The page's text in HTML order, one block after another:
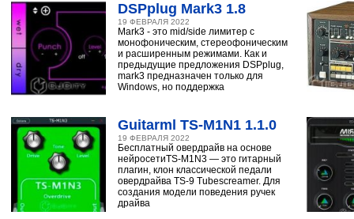
DSPplug Mark3 1.8
19 ФЕВРАЛЯ 2022
Mark3 - это mid/side лимитер с
монофоническим, стереофоническим
и расширенным режимами. Как и
предыдущие предложения DSPplug,
mark3 предназначен только для
Windows, но поддержка
Guitarml TS-M1N1 1.1.0
19 ФЕВРАЛЯ 2022
Бесплатный овердрайв на основе
нейросетиTS-M1N3 — это гитарный
плагин, клон классической педали
овердрайва TS-9 Tubescreamer. Для
создания модели поведения ручек
драйва